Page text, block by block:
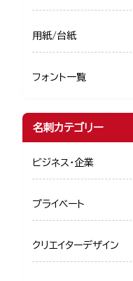
用紙/台紙
フォント一覧
名刺カテゴリー
ビジネス・企業
プライベート
クリエイターデザイン